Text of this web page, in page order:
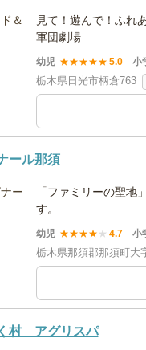
見て！遊んで！ふ
軍団劇場
幼児 ★★★★★ 5.0 小
栃木県日光市柄倉763
ール那須
「ファミリーの聖地
す。
幼児 ★★★★ ★ 4.7 小
栃木県那須郡那須町大
村 アグリスパ